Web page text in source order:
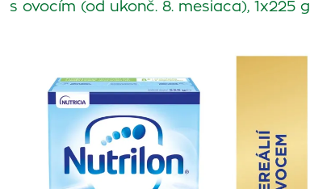
s ovocím (od ukonč. 8. mesiaca), 1x225 g